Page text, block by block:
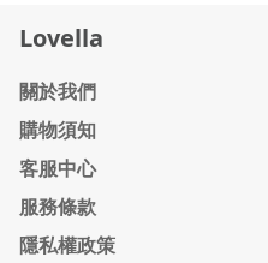
Lovella
關於我們
購物須知
客服中心
服務條款
隱私權政策